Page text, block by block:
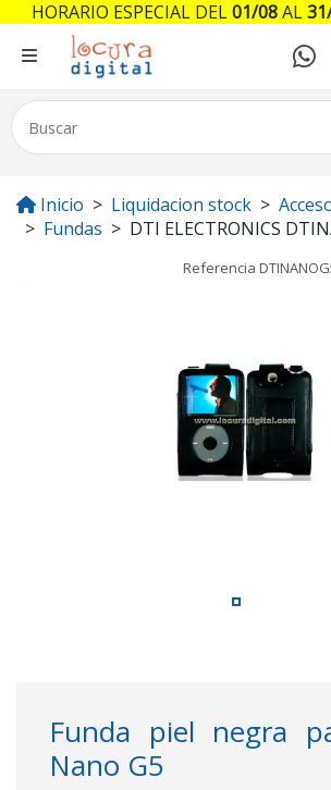
Inicio Liquidacion stock
Fundas
DTI ELECTRONICS
Referencia
Funda piel negra
Nano G5
HORARIO ESPECIAL DEL01/08AL